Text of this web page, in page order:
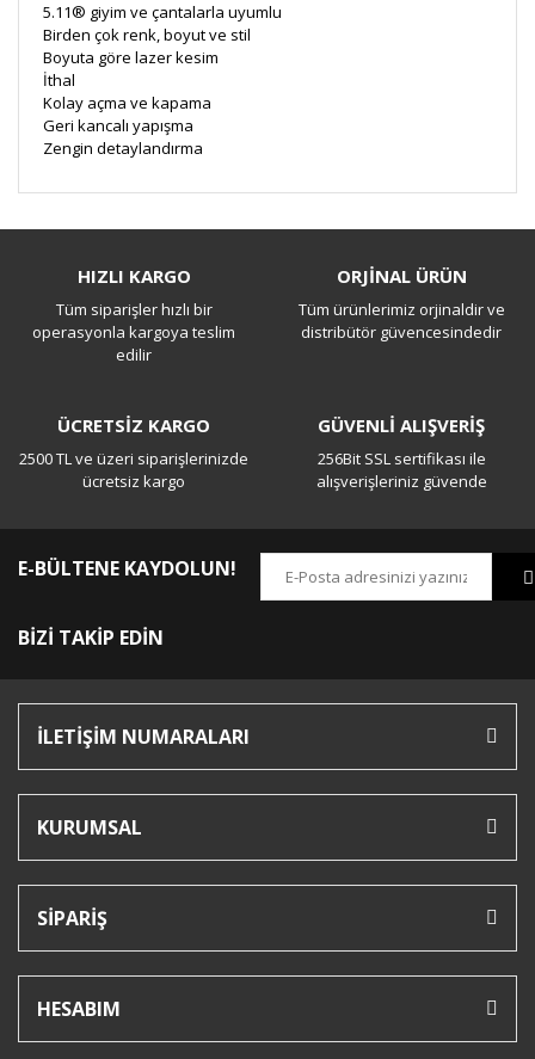
5.11® giyim ve çantalarla uyumlu
Birden çok renk, boyut ve stil
Boyuta göre lazer kesim
İthal
Kolay açma ve kapama
Geri kancalı yapışma
Zengin detaylandırma
Yorum Yaz
HIZLI KARGO
Tüm siparişler hızlı bir
operasyonla kargoya teslim
edilir
ORJİNAL ÜRÜN
Tüm ürünlerimiz orjinaldir ve
distribütör güvencesindedir
ÜCRETSİZ KARGO
2500 TL ve üzeri siparişlerinizde
ücretsiz kargo
GÜVENLİ ALIŞVERİŞ
256Bit SSL sertifikası ile
alışverişleriniz güvende
E-BÜLTENE KAYDOLUN!
BİZİ TAKİP EDİN
İLETİŞİM NUMARALARI
KURUMSAL
SİPARİŞ
HESABIM